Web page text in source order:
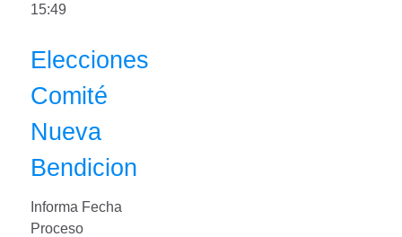
15:49
Elecciones
Comité
Nueva
Bendicion
Informa Fecha
Proceso